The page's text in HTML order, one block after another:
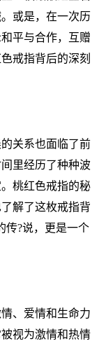
或是，在一次历
平与合作，互赠
戒指背后的深刻
关系也面临了前
里经历了种种波
桃红色戒指的秘
解了这枚戒指背
传?说，更是一个
、爱情和生命力
视为激情和热情